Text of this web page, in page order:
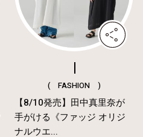
( FASHION )
【8/10発売】田中真里奈が
手がける《ファッジ オリジ
ナルウエ...